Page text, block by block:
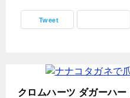
Tweet
クロムハーツ ダガーハ